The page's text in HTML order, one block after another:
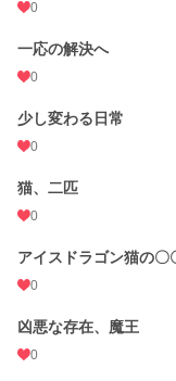
0
一応の解決へ
0
少し変わる日常
0
猫、二匹
0
アイスドラゴン猫の〇
0
凶悪な存在、魔王
0